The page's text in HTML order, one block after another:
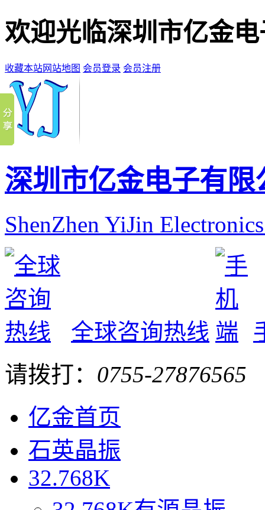
欢迎光临深圳市亿金
收藏本站网站地图 会员登录 会员注册
深圳市亿金电子有限
ShenZhen YiJin
全球咨询热线
请拨打： 0755-27876565
亿金首页
石英晶振
32.768K